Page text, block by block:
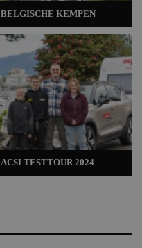
BELGISCHE KEMPEN
ACSI TESTTOUR 2024